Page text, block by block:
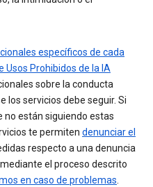
específicos de cada
Usos Prohibidos de la IA
sobre la conducta
los servicios debe seguir. Si
no están siguiendo estas
te permiten denunciar el
respecto a una denuncia
el proceso descrito
en caso de problemas.